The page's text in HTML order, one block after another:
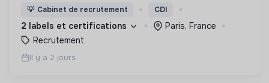
soucieuses de leurs impacts, afin d'œuvrer
ensemble pour un futur souhaitable.
💡 Cabinet de recrutement CDI
2 labels et certifications
Paris, France
Recrutement
Il y a 2 jours